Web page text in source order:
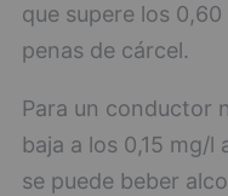
que supere los
penas de cárcel.
Para un conductor
baja a los 0,15 mg/l
se puede beber